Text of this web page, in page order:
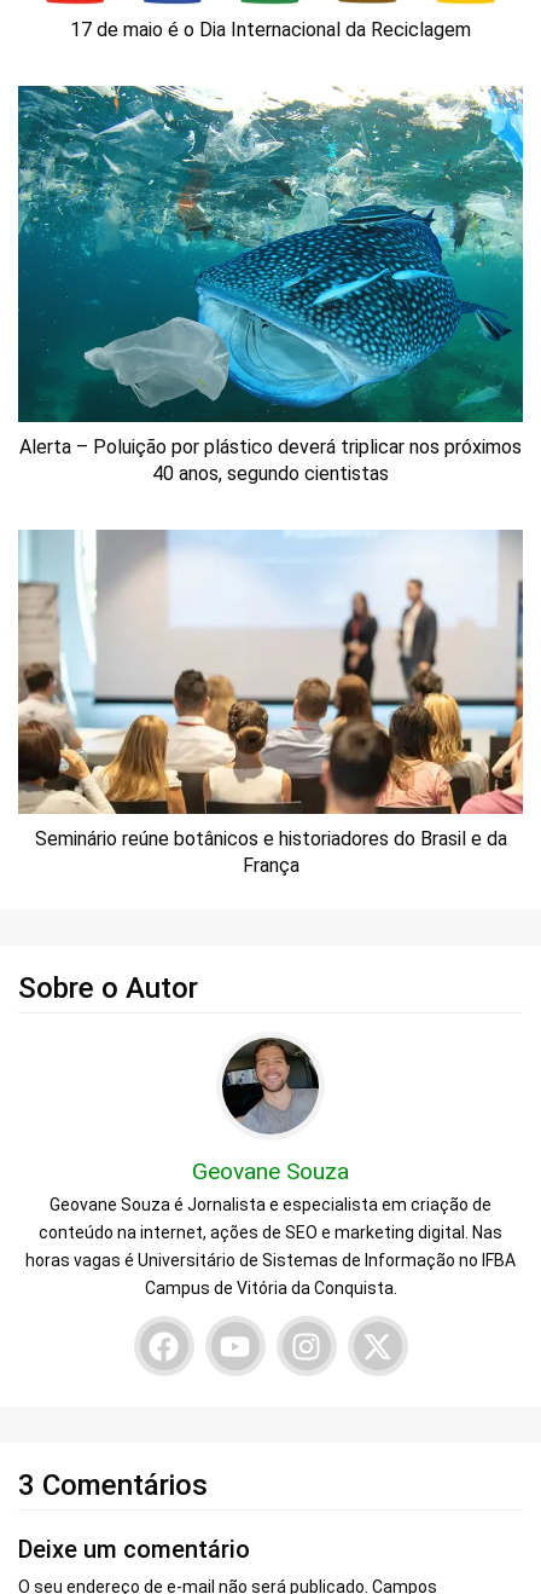
17 de maio é o Dia Internacional da Reciclagem
Alerta – Poluição por plástico deverá triplicar nos próximos
40 anos, segundo cientistas
Seminário reúne botânicos e historiadores do Brasil e da
França
Sobre o Autor
Geovane Souza
Geovane Souza é Jornalista e especialista em criação de
conteúdo na internet, ações de SEO e marketing digital. Nas
horas vagas é Universitário de Sistemas de Informação no IFBA
Campus de Vitória da Conquista.
3 Comentários
Deixe um comentário
O seu endereço de e-mail não será publicado. Campos